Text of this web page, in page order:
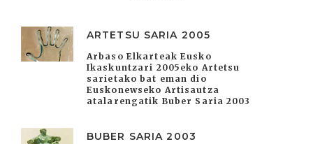
ARTETSU SARIA 2005
Arbaso Elkarteak Eusko
Ikaskuntzari 2005eko Artetsu
sarietako bat eman dio
Euskonewseko Artisautza
atalarengatik Buber Saria 2003
BUBER SARIA 2003